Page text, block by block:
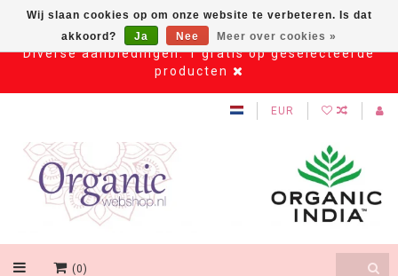
Diverse aanbiedingen: 1 gratis op geselecteerde
producten
EUR
(0)
Wij slaan cookies op om onze website te verbeteren. Is dat
akkoord?
Ja Nee Meer over cookies »